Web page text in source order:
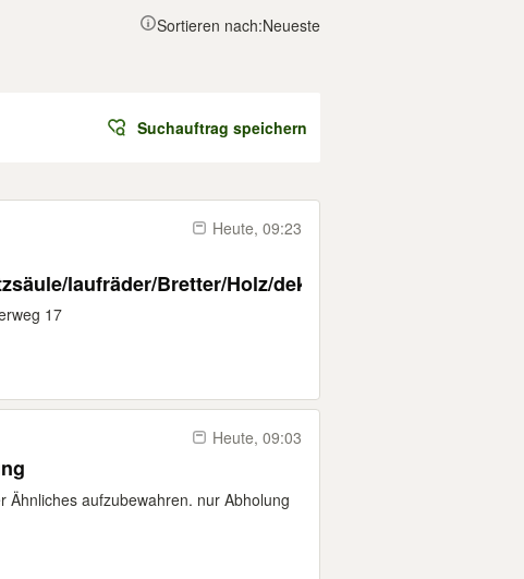
Sortieren nach:Neueste
Suchauftrag speichern
Heute, 09:23
laufräder/Bretter/Holz/deko
17
Heute, 09:03
Ähnliches aufzubewahren. nur Abholung